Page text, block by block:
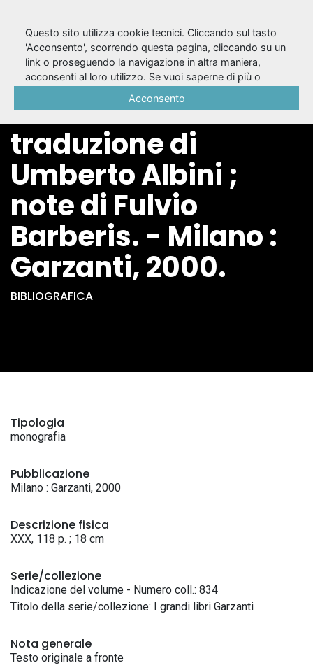
Fenicie / Euripide ;
introduzione e
traduzione di
Umberto Albini ;
note di Fulvio
Barberis. - Milano :
Garzanti, 2000.
BIBLIOGRAFICA
Tipologia
monografia
Pubblicazione
Milano : Garzanti, 2000
Descrizione fisica
XXX, 118 p. ; 18 cm
Serie/collezione
Indicazione del volume - Numero coll.: 834
Titolo della serie/collezione: I grandi libri Garzanti
Nota generale
Testo originale a fronte
Questo sito utilizza cookie tecnici. Cliccando sul tasto
'Acconsento', scorrendo questa pagina, cliccando su un
link o proseguendo la navigazione in altra maniera,
acconsenti al loro utilizzo. Se vuoi saperne di più o
Acconsento